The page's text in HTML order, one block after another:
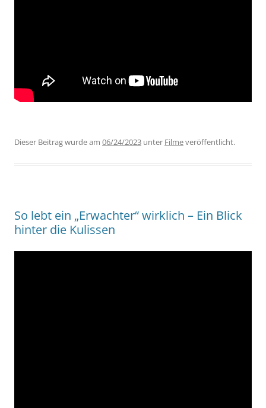
Dieser Beitrag wurde am 06/24/2023 unter Filmeveröffentlicht.
So lebt ein „Erwachter“ wirklich – Ein Blick
hinter die Kulissen